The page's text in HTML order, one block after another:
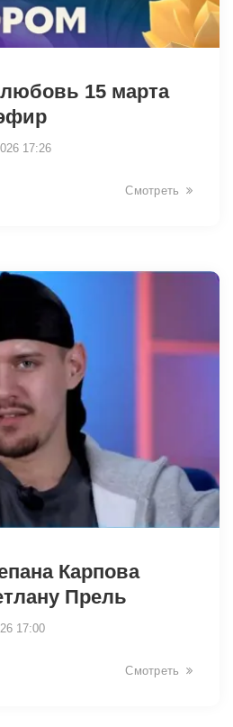
15 марта
17:26
Смотреть
Карпова
Прель
17:00
Смотреть